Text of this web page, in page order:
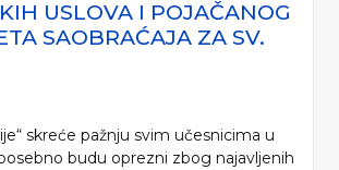
USLOVA I POJAČANOG
SAOBRAĆAJA ZA SV.
skreće pažnju svim učesnicima u
budu oprezni zbog najavljenih